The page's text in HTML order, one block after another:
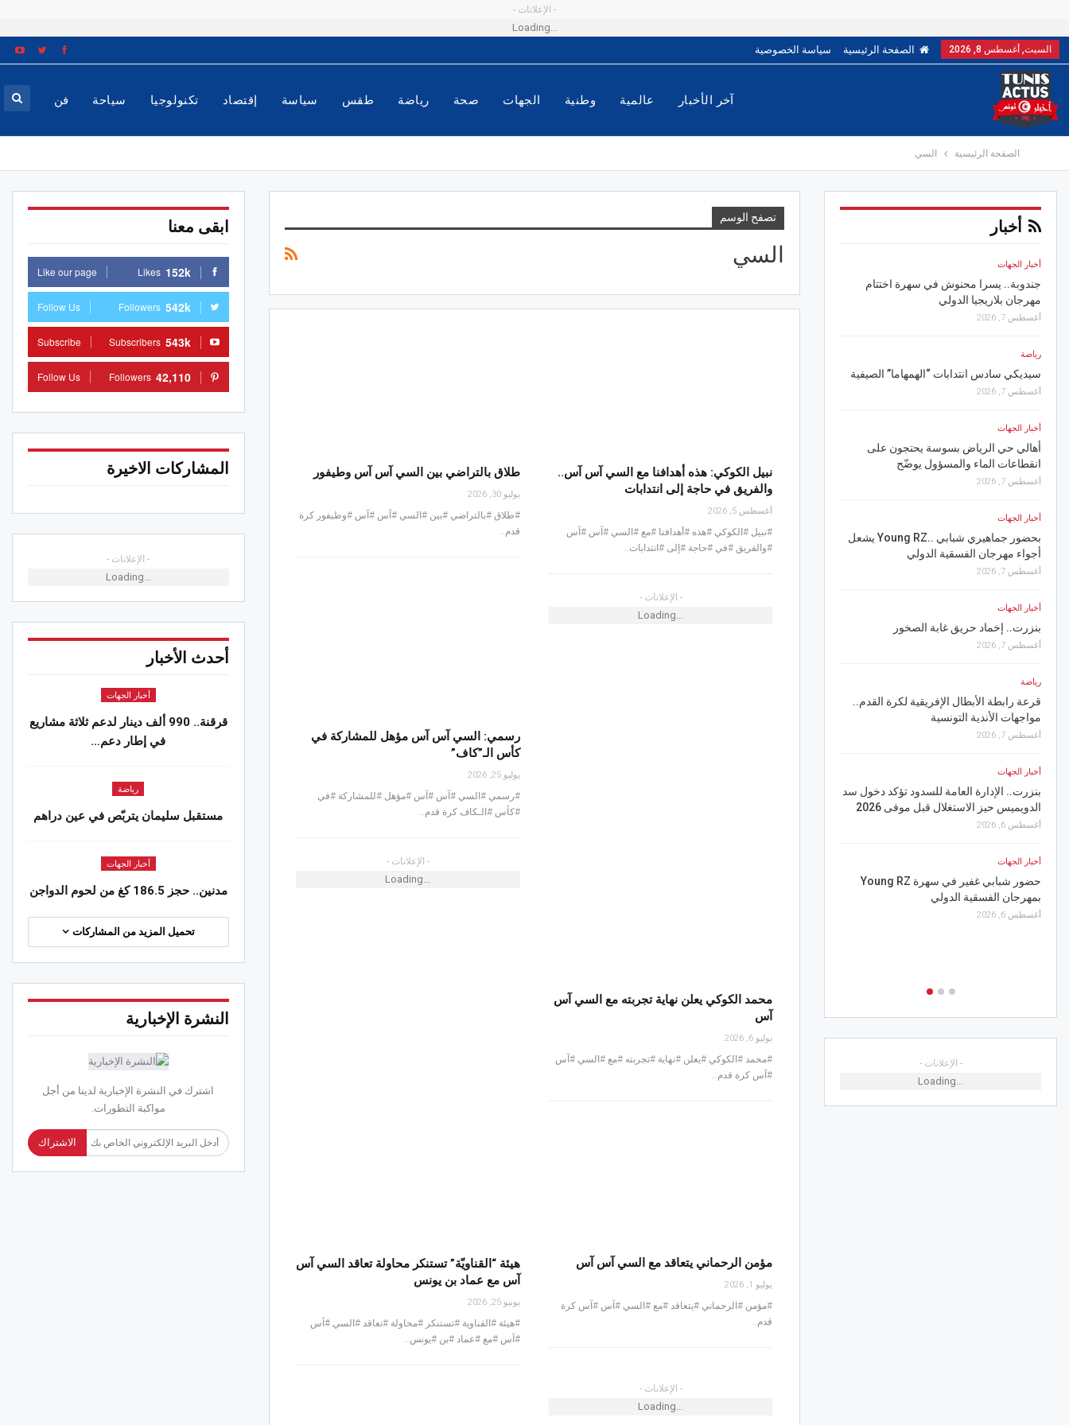
- الإعلانات -
Loading...
السبت, أغسطس 8, 2026 الصفحة الرئيسية سياسة الخصوصية
آخر الأخبار عالمية وطنية الجهات صحة رياضة طقس سياسة إقتصاد تكنولوجيا سياحة فن
الصفحة الرئيسية السي
تصفح الوسم
السي
نبيل الكوكي: هذه أهدافنا مع السي آس آس..
والفريق في حاجة إلى انتدابات
أغسطس 5, 2026
#نبيل #الكوكي #هذه #أهدافنا #مع #السي #آس #آس.
#والفريق #في #حاجة #إلى #انتدابات…
طلاق بالتراضي بين السي آس آس وطيفور
يوليو 30, 2026
#طلاق #بالتراضي #بين #السي #آس #آس #وطيفور كرة
قدم…
- الإعلانات -
Loading...
رسمي: السي آس آس مؤهل للمشاركة في
كأس الـ”كاف”
يوليو 25, 2026
#رسمي #السي #آس #آس #مؤهل #للمشاركة #في
#كأس #الـكاف كرة قدم…
محمد الكوكي يعلن نهاية تجربته مع السي آس
آس
يوليو 6, 2026
#محمد #الكوكي #يعلن #نهاية #تجربته #مع #السي #آس
#آس كرة قدم…
- الإعلانات -
Loading...
مؤمن الرحماني يتعاقد مع السي آس آس
يوليو 1, 2026
#مؤمن #الرحماني #يتعاقد #مع #السي #آس #آس كرة
قدم…
هيئة “القناويّة” تستنكر محاولة تعاقد السي آس
آس مع عماد بن يونس
يونيو 25, 2026
#هيئة #القناوية #تستنكر #محاولة #تعاقد #السي #آس
#آس #مع #عماد #بن #يونس…
- الإعلانات -
Loading...
ابقى معنا
152k
Likes
Like our page
542k
Followers
Follow Us
543k
Subscribers
Subscribe
42,110
Followers
Follow Us
المشاركات الاخيرة
- الإعلانات -
Loading...
أحدث الأخبار
أخبار الجهات
قرقنة.. 990 ألف دينار لدعم ثلاثة مشاريع
في إطار دعم…
رياضة
مستقبل سليمان يتربّص في عين دراهم
أخبار الجهات
مدنين.. حجز 186.5 كغ من لحوم الدواجن
تحميل المزيد من المشاركات
النشرة الإخبارية
اشترك في النشرة الإخبارية لدينا من أجل
مواكبة التطورات.
الاشتراك
أخبار
أخبار الجهات
جندوبة.. يسرا محنوش في سهرة اختتام
مهرجان بلاريجيا الدولي
أغسطس 7, 2026
رياضة
سيديكي سادس انتدابات “الهمهاما” الصيفية
أغسطس 7, 2026
أخبار الجهات
أهالي حي الرياض بسوسة يحتجون على
انقطاعات الماء والمسؤول يوضّح
أغسطس 7, 2026
أخبار الجهات
بحضور جماهيري شبابي ..Young RZ يشعل
أجواء مهرجان الفسقية الدولي
أغسطس 7, 2026
أخبار الجهات
بنزرت.. إخماد حريق غابة الصخور
أغسطس 7, 2026
رياضة
قرعة رابطة الأبطال الإفريقية لكرة القدم..
مواجهات الأندية التونسية
أغسطس 7, 2026
أخبار الجهات
بنزرت.. الإدارة العامة للسدود تؤكد دخول سد
الدويميس حيز الاستغلال قبل موفى 2026
أغسطس 6, 2026
أخبار الجهات
حضور شبابي غفير في سهرة Young RZ
بمهرجان الفسقية الدولي
أغسطس 6, 2026
أخبار الجهات
إطار دعم البلديات السياحية
يومين من التدخلات المكثفة
القيروان.. ضبط الترتيبات التنظيمية
- الإعلانات -
Loading...